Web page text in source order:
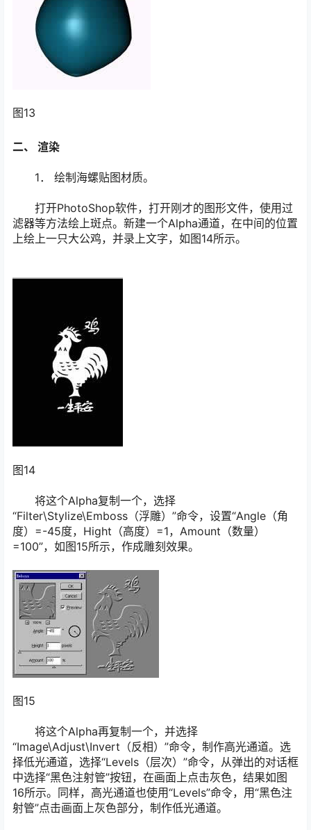
图13
二、 渲染
1． 绘制海螺贴图材质。
打开PhotoShop软件，打开刚才的图形文件，使用过
滤器等方法绘上斑点。新建一个Alpha通道，在中间的位置
上绘上一只大公鸡，并录上文字，如图14所示。
图14
将这个Alpha复制一个，选择
“Filter\Stylize\Emboss（浮雕）”命令，设置“Angle（角
度）=-45度，Hight（高度）=1，Amount（数量）
=100”，如图15所示，作成雕刻效果。
图15
将这个Alpha再复制一个，并选择
“Image\Adjust\Invert（反相）”命令，制作高光通道。选
择低光通道，选择“Levels（层次）”命令，从弹出的对话框
中选择“黑色注射管”按钮，在画面上点击灰色，结果如图
16所示。同样，高光通道也使用“Levels”命令，用“黑色注
射管”点击画面上灰色部分，制作低光通道。